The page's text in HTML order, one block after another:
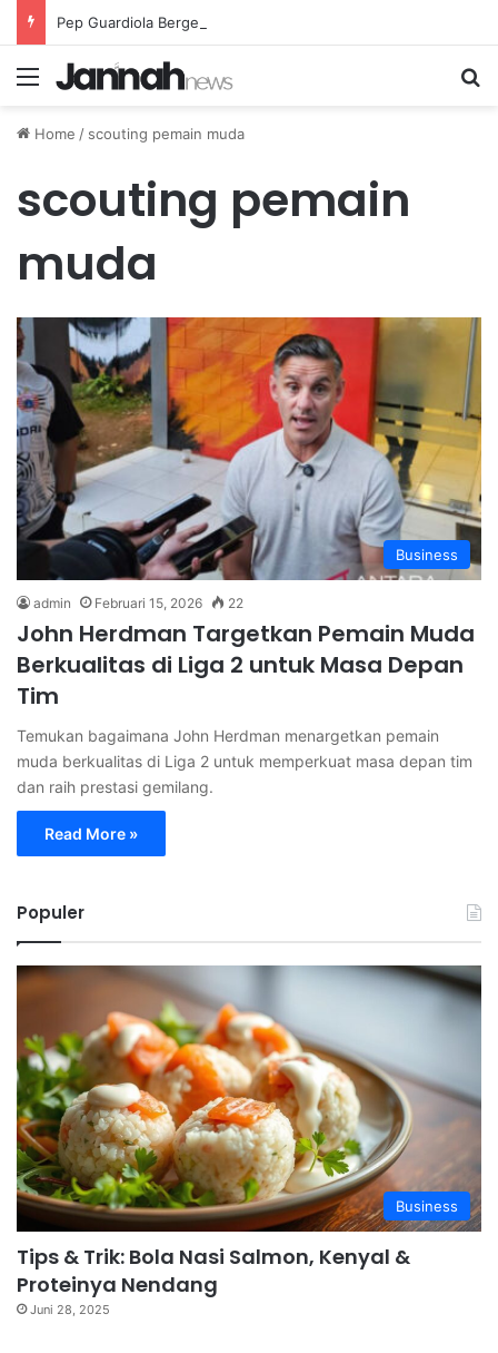
Menu
Home / scouting pemain muda
scouting pemain
muda
Business
admin Februari 15, 2026 22
John Herdman Targetkan Pemain Muda
Berkualitas di Liga 2 untuk Masa Depan
Tim
Temukan bagaimana John Herdman menargetkan pemain
muda berkualitas di Liga 2 untuk memperkuat masa depan tim
dan raih prestasi gemilang.
Read More »
Populer
Business
Tips & Trik: Bola Nasi Salmon, Kenyal &
Proteinya Nendang
Juni 28, 2025